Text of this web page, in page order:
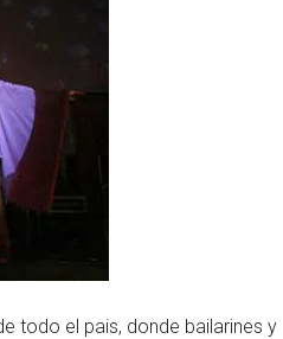
todo el pais, donde bailarines y